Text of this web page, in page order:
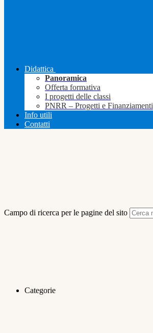
Didattica
Panoramica
Offerta formativa
I progetti delle classi
PNRR – Progetti e Finanziamenti
Info utili
Contatti
Campo di ricerca per le pagine del sito
Categorie